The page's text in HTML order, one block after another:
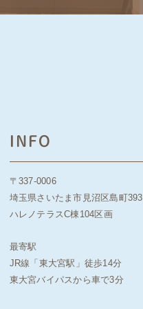
INFO
〒337-0006
埼玉県さいたま市見沼区島町393
ハレノテラスC棟104区画
最寄駅
JR線「東大宮駅」徒歩14分
東大宮バイパスから車で3分